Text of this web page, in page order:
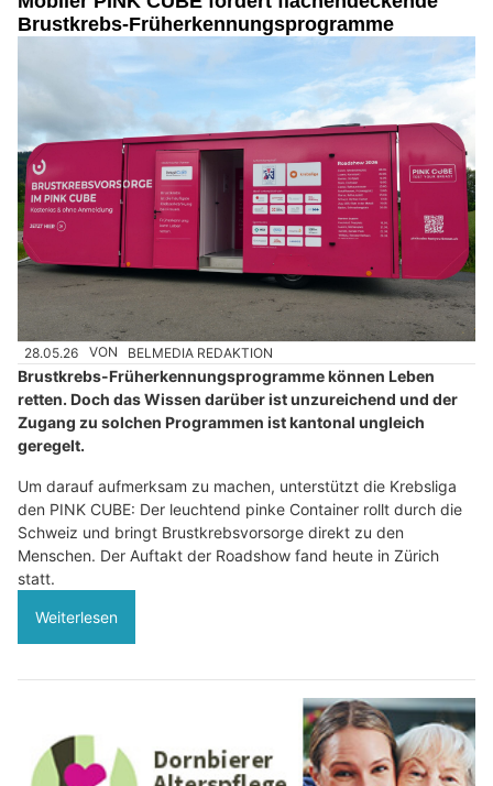
Brustkrebs-Früherkennungsprogramme
28.05.26 VON BELMEDIA REDAKTION
Brustkrebs-Früherkennungsprogramme können Leben
retten. Doch das Wissen darüber ist unzureichend und der
Zugang zu solchen Programmen ist kantonal ungleich
geregelt.
Um darauf aufmerksam zu machen, unterstützt die Krebsliga
den PINK CUBE: Der leuchtend pinke Container rollt durch die
Schweiz und bringt Brustkrebsvorsorge direkt zu den
Menschen. Der Auftakt der Roadshow fand heute in Zürich
statt.
Weiterlesen